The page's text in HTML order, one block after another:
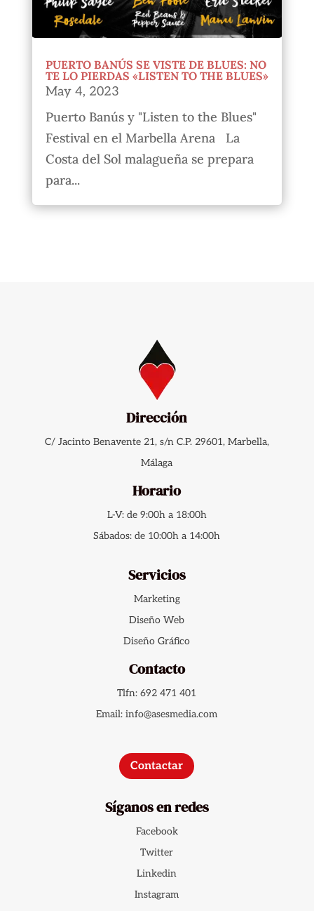
PUERTO BANÚS SE VISTE DE BLUES: NO
TE LO PIERDAS «LISTEN TO THE BLUES»
May 4, 2023
Puerto Banús y "Listen to the Blues"
Festival en el Marbella Arena La
Costa del Sol malagueña se prepara
para...
Dirección
C/ Jacinto Benavente 21, s/n C.P. 29601, Marbella,
Málaga
Horario
L-V: de 9:00h a 18:00h
Sábados: de 10:00h a 14:00h
Servicios
Marketing
Diseño Web
Diseño Gráfico
Contacto
Tlfn: 692 471 401
Email: info@asesmedia.com
Contactar
Síganos en redes
Facebook
Twitter
Linkedin
Instagram